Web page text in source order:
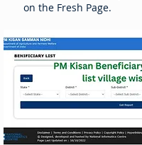
on the Fresh Page.